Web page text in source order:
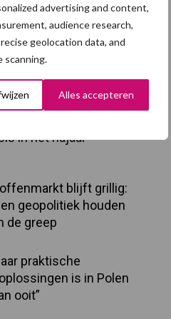
advertising and content,
audience research,
geolocation data, and
scanning.
Alles accepteren
Partner nieuws
in het najaar
blijft grillig:
geopolitiek houden
de greep
praktische
is in Polen
ooit”
meer